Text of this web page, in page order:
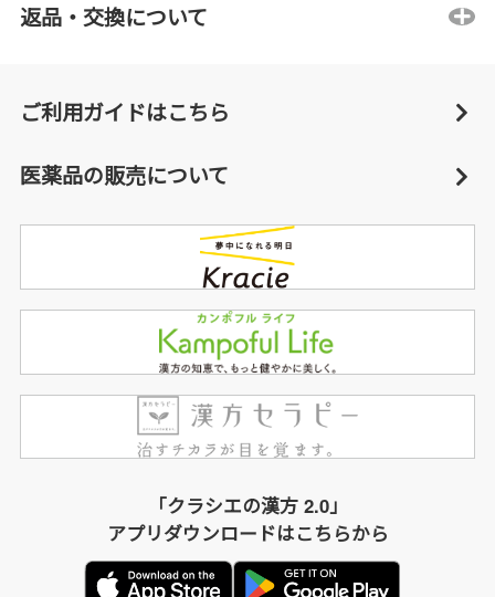
返品・交換について
ご利用ガイドはこちら
医薬品の販売について
「クラシエの漢方 2.0」
アプリダウンロードはこちらから